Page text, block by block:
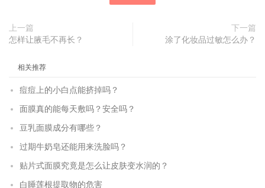
上一篇
怎样让腋毛不再长？
下一篇
涂了化妆品过敏怎么办？
相关推荐
痘痘上的小白点能挤掉吗？
面膜真的能每天敷吗？安全吗？
豆乳面膜成分有哪些？
过期牛奶皂还能用来洗脸吗？
贴片式面膜究竟是怎么让皮肤变水润的？
白睡莲根提取物的危害